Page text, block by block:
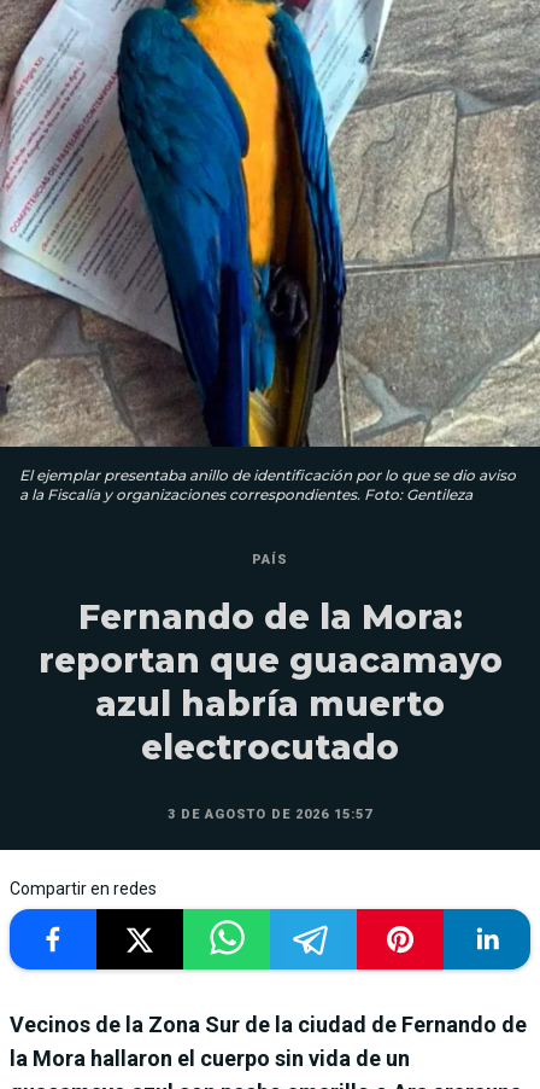
El ejemplar presentaba anillo de identificación por lo que se dio aviso
a la Fiscalía y organizaciones correspondientes. Foto: Gentileza
PAÍS
Fernando de la Mora:
reportan que guacamayo
azul habría muerto
electrocutado
3 DE AGOSTO DE 2026 15:57
Compartir en redes
Vecinos de la Zona Sur de la ciudad de Fernando de
la Mora hallaron el cuerpo sin vida de un